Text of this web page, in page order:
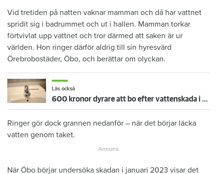
Vid tretiden på natten vaknar mamman och då har vattnet
spridit sig i badrummet och ut i hallen. Mamman torkar
förtvivlat upp vattnet och tror därmed att saken är ur
världen. Hon ringer därför aldrig till sin hyresvärd
Örebrobostäder, Öbo, och berättar om olyckan.
Läs också
600 kronor dyrare att bo efter vattenskada i Varberg
Ringer gör dock grannen nedanför – när det börjar läcka
vatten genom taket.
När Öbo börjar undersöka skadan i januari 2023 visar det